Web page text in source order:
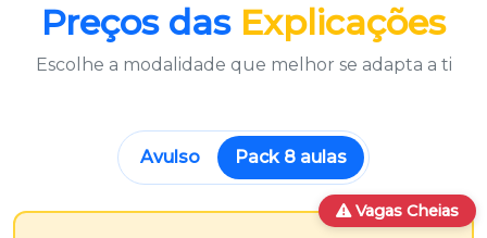
Preços das Explicações
Escolhe a modalidade que melhor se adapta a ti
Avulso Pack 8 aulas
Vagas Cheias